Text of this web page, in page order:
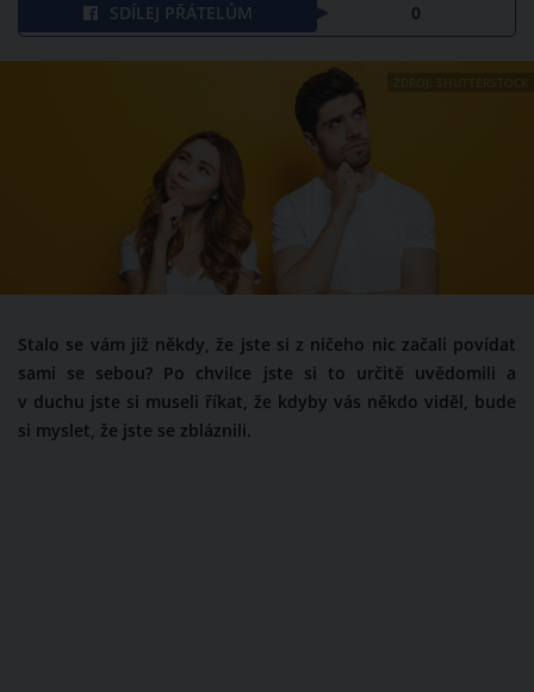
SDÍLEJ PŘÁTELŮM 0
Stalo se vám již někdy, že jste si z ničeho nic začali povídat
sami se sebou? Po chvilce jste si to určitě uvědomili a
v duchu jste si museli říkat, že kdyby vás někdo viděl, bude
si myslet, že jste se zbláznili.